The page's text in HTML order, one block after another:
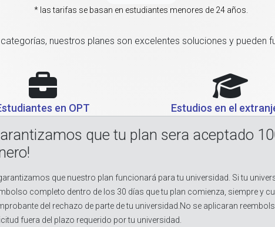
* las tarifas se basan en estudiantes menores de 24 años.
nuestros planes son excelentes soluciones y pueden
en OPT Estudios en el
que tu plan sera aceptado
que nuestro plan funcionará para tu universidad. Si tu
completo dentro de los 30 días que tu plan comienza, siempre y
del rechazo de parte de tu universidad.No se aplicaran
fuera del plazo requerido por tu universidad.